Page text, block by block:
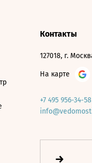
Контакты
127018, г.
На карте
+7 495 956-34-58